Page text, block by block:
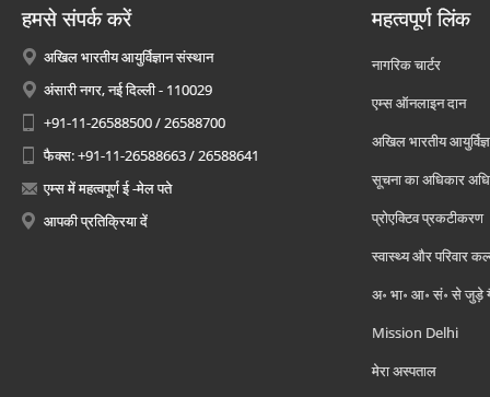
हमसे संपर्क करें
अखिल भारतीय आयुर्विज्ञान संस्थान
अंसारी नगर, नई दिल्ली - 110029
+91-11-26588500 / 26588700
फैक्स: +91-11-26588663 / 26588641
एम्स में महत्वपूर्ण ई -मेल पते
आपकी प्रतिक्रिया दें
महत्वपूर्ण लिंक
नागरिक चार्टर
एम्स ऑनलाइन दान
अखिल भारतीय
सूचना का अधिकार
प्रोएक्टिव प्रकटीकरण
स्वास्थ्य और परिवार
अ॰ भा॰ आ॰ सं॰ से जुड़े
Mission Delhi
मेरा अस्पताल